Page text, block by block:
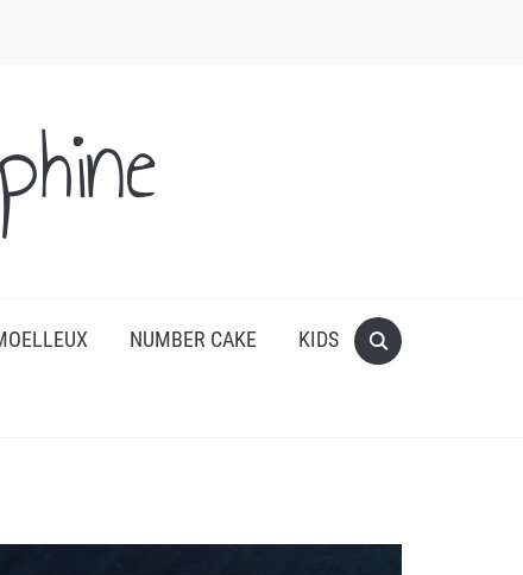
NUMBER CAKE KIDS